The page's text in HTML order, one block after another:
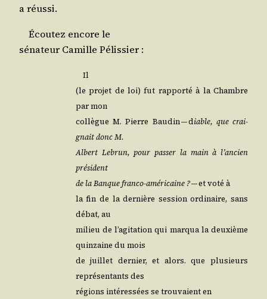
a réussi.
Écou­tez encore le
séna­teur Camille Pélissier :
Il
(le pro­jet de loi) fut rap­por­té à la Chambre
par mon
col­lègue M. Pierre Bau­din — diable, que crai­
gnait donc M.
Albert Lebrun, pour pas­ser la main à l’an­cien
président
de la Banque fran­co-amé­ri­caine ?— et voté à
la fin de la der­nière ses­sion ordi­naire, sans
débat, au
milieu de l’a­gi­ta­tion qui mar­qua la deuxième
quin­zaine du mois
de juillet der­nier, et alors. que plu­sieurs
repré­sen­tants des
régions inté­res­sées se trou­vaient en